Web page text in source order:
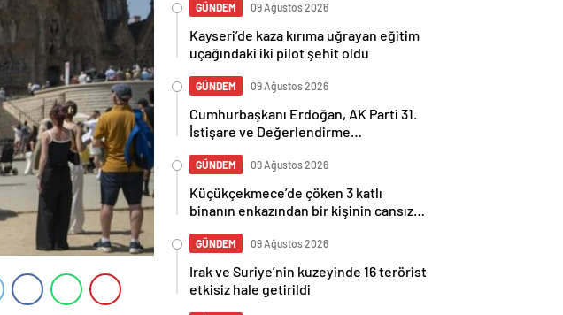
GÜNDEM 09 Ağustos 2026
Kayseri’de kaza kırıma uğrayan eğitim
uçağındaki iki pilot şehit oldu
GÜNDEM 09 Ağustos 2026
Cumhurbaşkanı Erdoğan, AK Parti 31.
İstişare ve Değerlendirme
GÜNDEM 09 Ağustos 2026
Küçükçekmece’de çöken 3 katlı
binanın enkazından bir kişinin cansız
GÜNDEM 09 Ağustos 2026
Irak ve Suriye’nin kuzeyinde 16 terörist
etkisiz hale getirildi